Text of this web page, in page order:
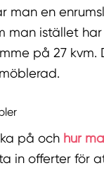
man en
man istället har
på 27 kvm.
på och hur
in offerter för